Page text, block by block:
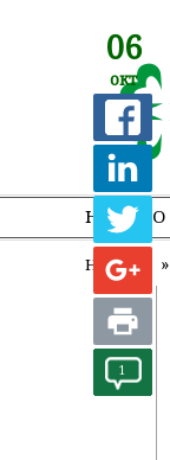
НАЧАЛО
Начало »
06
окт
1